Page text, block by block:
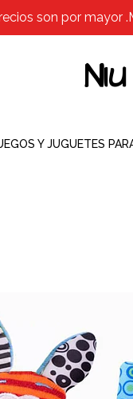
son por
Y JUGUETES